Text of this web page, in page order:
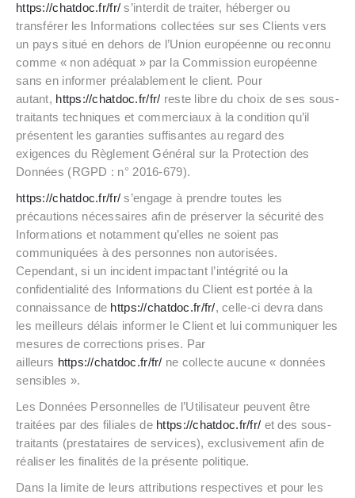
https://chatdoc.fr/fr/ s’interdit de traiter, héberger ou
transférer les Informations collectées sur ses Clients vers
un pays situé en dehors de l’Union européenne ou reconnu
comme « non adéquat » par la Commission européenne
sans en informer préalablement le client. Pour
autant, https://chatdoc.fr/fr/ reste libre du choix de ses sous-
traitants techniques et commerciaux à la condition qu’il
présentent les garanties suffisantes au regard des
exigences du Règlement Général sur la Protection des
Données (RGPD : n° 2016-679).
https://chatdoc.fr/fr/ s’engage à prendre toutes les
précautions nécessaires afin de préserver la sécurité des
Informations et notamment qu’elles ne soient pas
communiquées à des personnes non autorisées.
Cependant, si un incident impactant l’intégrité ou la
confidentialité des Informations du Client est portée à la
connaissance de https://chatdoc.fr/fr/, celle-ci devra dans
les meilleurs délais informer le Client et lui communiquer les
mesures de corrections prises. Par
ailleurs https://chatdoc.fr/fr/ ne collecte aucune « données
sensibles ».
Les Données Personnelles de l’Utilisateur peuvent être
traitées par des filiales de https://chatdoc.fr/fr/ et des sous-
traitants (prestataires de services), exclusivement afin de
réaliser les finalités de la présente politique.
Dans la limite de leurs attributions respectives et pour les